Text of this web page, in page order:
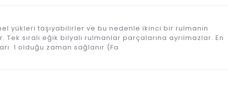
yükleri taşıyabilirler ve bu nedenle ikinci bir rulmanın
sıralı eğik bilyalı rulmanlar parçalarına ayrılmazlar. En
1 olduğu zaman sağlanır (Fa